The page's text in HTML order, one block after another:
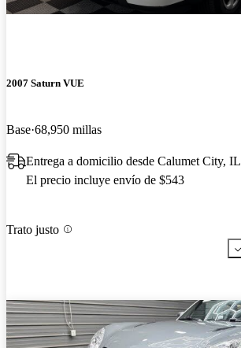
2007 Saturn VUE
Base 68,950 millas
Entrega a domicilio desde Calumet City, IL
El precio incluye envío de $543
Trato justo